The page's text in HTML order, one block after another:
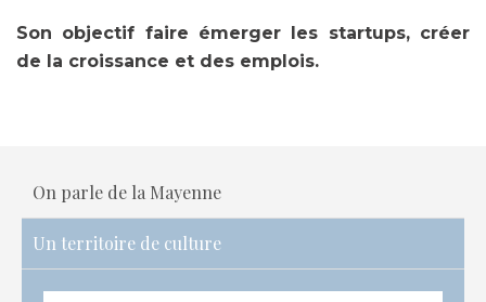
Son objectif faire émerger les startups, créer
de la croissance et des emplois.
On parle de la Mayenne
Un territoire de culture